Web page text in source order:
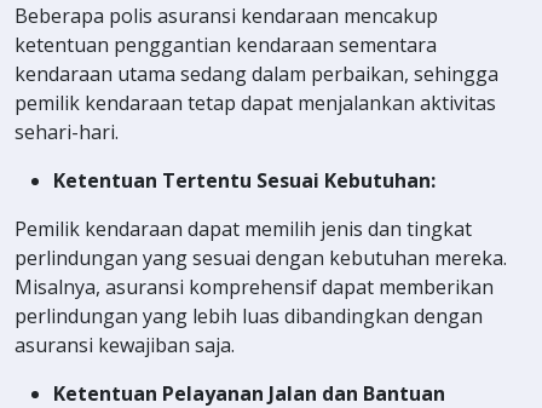
Beberapa polis asuransi kendaraan mencakup
ketentuan penggantian kendaraan sementara
kendaraan utama sedang dalam perbaikan, sehingga
pemilik kendaraan tetap dapat menjalankan aktivitas
sehari-hari.
Ketentuan Tertentu Sesuai Kebutuhan:
Pemilik kendaraan dapat memilih jenis dan tingkat
perlindungan yang sesuai dengan kebutuhan mereka.
Misalnya, asuransi komprehensif dapat memberikan
perlindungan yang lebih luas dibandingkan dengan
asuransi kewajiban saja.
Ketentuan Pelayanan Jalan dan Bantuan